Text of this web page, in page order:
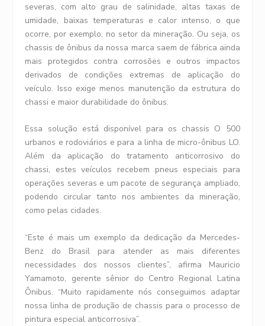
severas, com alto grau de salinidade, altas taxas de
umidade, baixas temperaturas e calor intenso, o que
ocorre, por exemplo, no setor da mineração. Ou seja, os
chassis de ônibus da nossa marca saem de fábrica ainda
mais protegidos contra corrosões e outros impactos
derivados de condições extremas de aplicação do
veículo. Isso exige menos manutenção da estrutura do
chassi e maior durabilidade do ônibus.
Essa solução está disponível para os chassis O 500
urbanos e rodoviários e para a linha de micro-ônibus LO.
Além da aplicação do tratamento anticorrosivo do
chassi, estes veículos recebem pneus especiais para
operações severas e um pacote de segurança ampliado,
podendo circular tanto nos ambientes da mineração,
como pelas cidades.
“Este é mais um exemplo da dedicação da Mercedes-
Benz do Brasil para atender as mais diferentes
necessidades dos nossos clientes”, afirma Mauricio
Yamamoto, gerente sênior do Centro Regional Latina
Ônibus. “Muito rapidamente nós conseguimos adaptar
nossa linha de produção de chassis para o processo de
pintura especial anticorrosiva”.